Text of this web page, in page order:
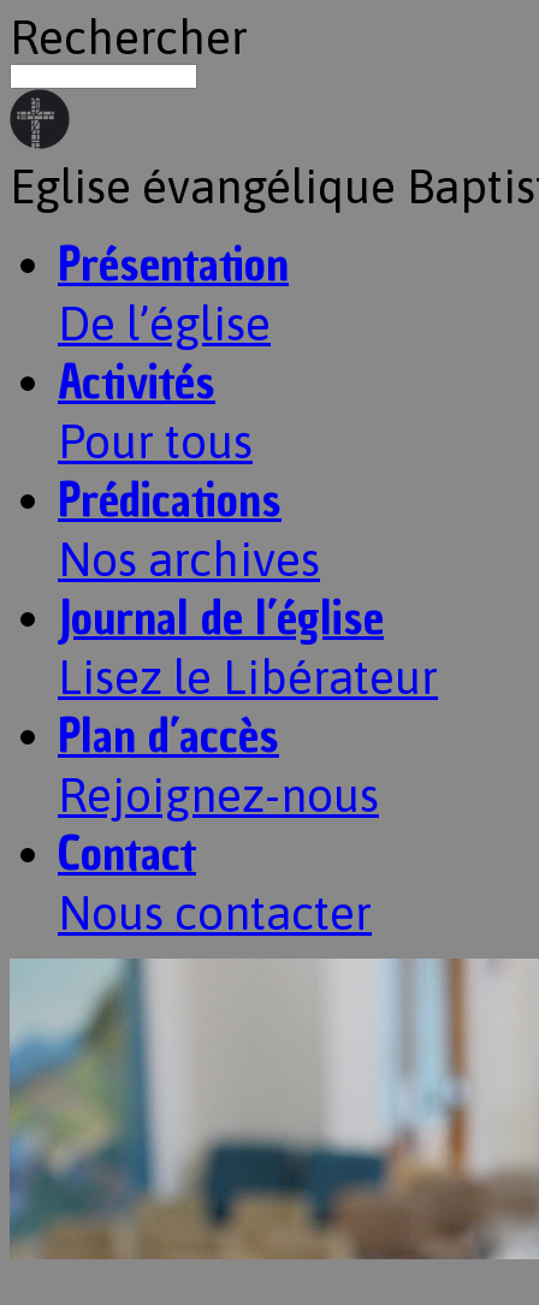
Rechercher
Eglise évangélique
Présentation
De l’église
Activités
Pour tous
Prédications
Nos archives
Journal de l’église
Lisez le Libérateur
Plan d’accès
Rejoignez-nous
Contact
Nous contacter